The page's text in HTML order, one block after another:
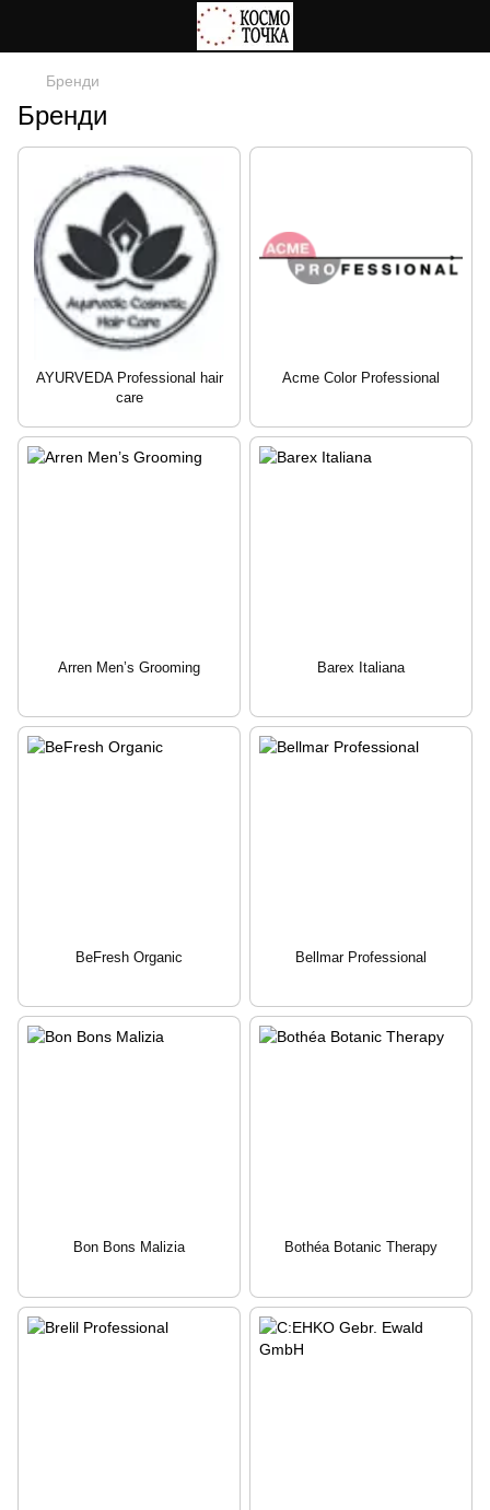
Бренди
Бренди
AYURVEDA Professional hair
care
Acme Color Professional
Arren Men’s Grooming Barex Italiana
BeFresh Organic Bellmar Professional
Bon Bons Malizia Bothéa Botanic Therapy